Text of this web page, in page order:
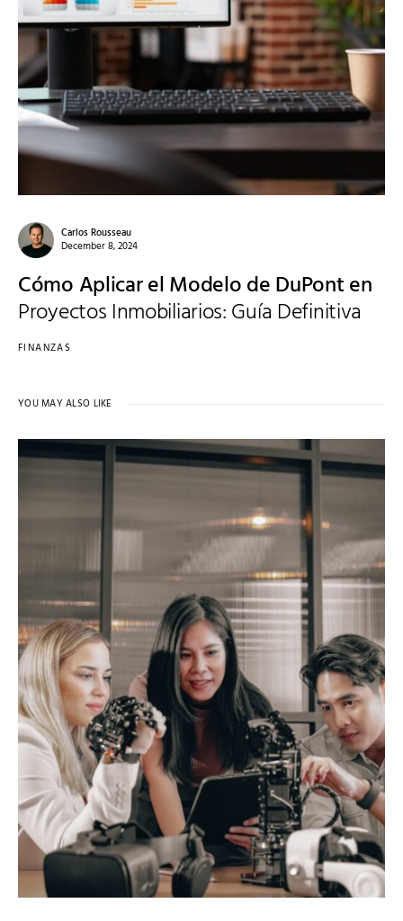
Carlos Rousseau
December 8, 2024
Cómo Aplicar el Modelo de DuPont en
Proyectos Inmobiliarios: Guía Definitiva
FINANZAS
YOU MAY ALSO LIKE